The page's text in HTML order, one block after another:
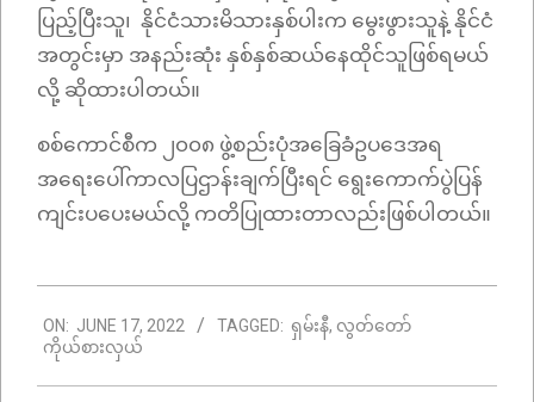
ပြည့်ပြီးသူ၊ နိုင်ငံသားမိသားနှစ်ပါးက မွေးဖွားသူနဲ့ နိုင်ငံ
အတွင်းမှာ အနည်းဆုံး နှစ်နှစ်ဆယ်နေထိုင်သူဖြစ်ရမယ်
လို့ ဆိုထားပါတယ်။
စစ်ကောင်စီက ၂၀၀၈ ဖွဲ့စည်းပုံအခြေခံဥပဒေအရ
အရေးပေါ်ကာလပြဌာန်းချက်ပြီးရင် ရွေးကောက်ပွဲပြန်
ကျင်းပပေးမယ်လို့ ကတိပြုထားတာလည်းဖြစ်ပါတယ်။
06-
17
ON: JUNE 17, 2022 TAGGED: ရှမ်းနီ, လွတ်တော်
ကိုယ်စားလှယ်